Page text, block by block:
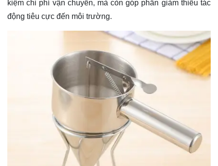
kiệm chi phí vận chuyển, mà còn góp phần giảm thiểu tác
động tiêu cực đến môi trường.